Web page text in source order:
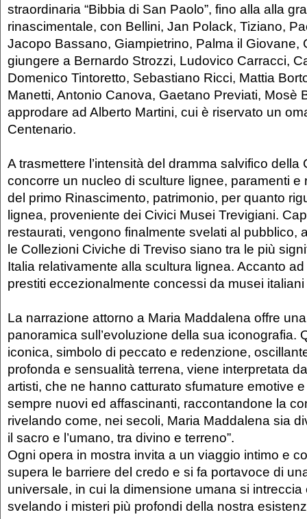
straordinaria “Bibbia di San Paolo”, fino alla alla
rinascimentale, con Bellini, Jan Polack, Tiziano,
Jacopo Bassano, Giampietrino, Palma il Giovane,
giungere a Bernardo Strozzi, Ludovico Carracci,
Domenico Tintoretto, Sebastiano Ricci, Mattia
Manetti, Antonio Canova, Gaetano Previati, Mosè
approdare ad Alberto Martini, cui è riservato un
Centenario.
A trasmettere l’intensità del dramma salvifico della
concorre un nucleo di sculture lignee, paramenti e
del primo Rinascimento, patrimonio, per quanto
lignea, proveniente dei Civici Musei Trevigiani.
restaurati, vengono finalmente svelati al pubblico,
le Collezioni Civiche di Treviso siano tra le più
Italia relativamente alla scultura lignea. Accanto
prestiti eccezionalmente concessi da musei
La narrazione attorno a Maria Maddalena offre
panoramica sull’evoluzione della sua iconografia.
iconica, simbolo di peccato e redenzione,
profonda e sensualità terrena, viene interpretata
artisti, che ne hanno catturato sfumature emotive
sempre nuovi ed affascinanti, raccontandone la
rivelando come, nei secoli, Maria Maddalena sia
il sacro e l’umano, tra divino e terreno”.
Ogni opera in mostra invita a un viaggio intimo e
supera le barriere del credo e si fa portavoce di
universale, in cui la dimensione umana si
svelando i misteri più profondi della nostra